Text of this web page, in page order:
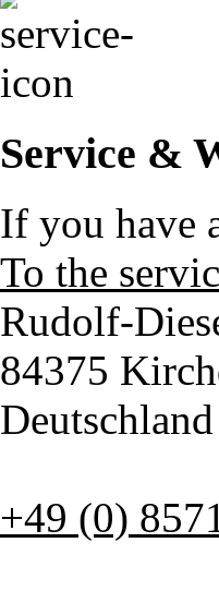
Service &
If you have
To the
Rudolf-
84375
+49 (0)